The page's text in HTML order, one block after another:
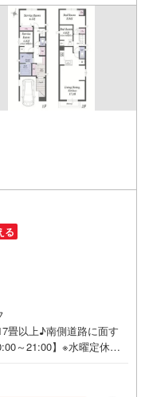
る
畳以上♪南側道路に面す
～21:00】※水曜定休上
れる場合は「室内・現